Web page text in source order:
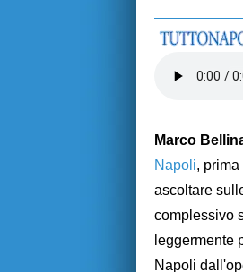
Marco
Napoli,
ascoltare
complessivo
leggermente
Napoli